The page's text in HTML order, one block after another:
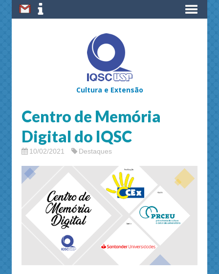
Cultura e Extensão
Centro de Memória
Digital do IQSC
10/02/2021 Destaques